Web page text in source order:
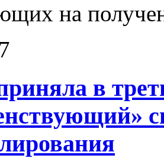
на
в